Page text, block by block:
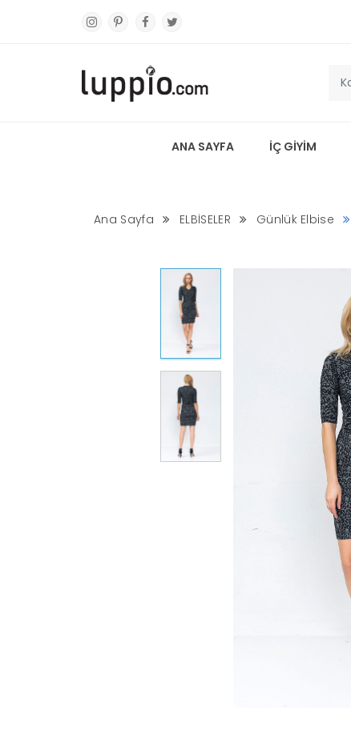
ANA SAYFA İÇ GİYİM
Ana Sayfa ELBİSELER Günlük Elbise